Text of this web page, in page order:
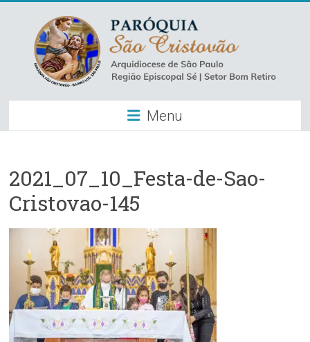
content
Paróquia
São
–
Luz
Arquidiocese
São
Paulo
Região
Episcopal
Menu
2021_07_10_Festa-de-Sao-
Cristovao-145